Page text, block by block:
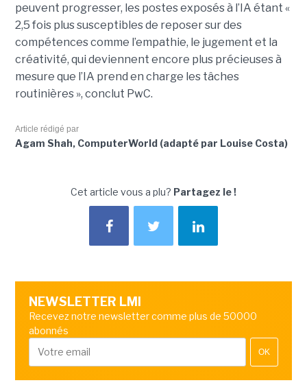
peuvent progresser, les postes exposés à l’IA étant «
2,5 fois plus susceptibles de reposer sur des
compétences comme l’empathie, le jugement et la
créativité, qui deviennent encore plus précieuses à
mesure que l’IA prend en charge les tâches
routinières », conclut PwC.
Article rédigé par
Agam Shah, ComputerWorld (adapté par Louise Costa)
Cet article vous a plu? Partagez le !
NEWSLETTER LMI
Recevez notre newsletter comme plus de 50000
abonnés
OK